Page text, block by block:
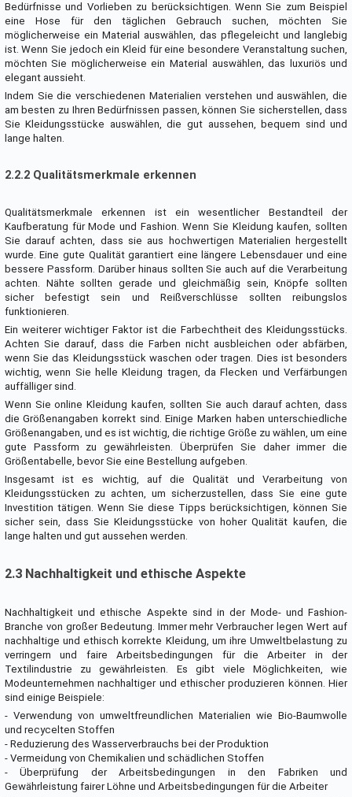
Bedürfnisse und Vorlieben zu berücksichtigen. Wenn Sie zum Beispiel
eine Hose für den täglichen Gebrauch suchen, möchten Sie
möglicherweise ein Material auswählen, das pflegeleicht und langlebig
ist. Wenn Sie jedoch ein Kleid für eine besondere Veranstaltung suchen,
möchten Sie möglicherweise ein Material auswählen, das luxuriös und
elegant aussieht.
Indem Sie die verschiedenen Materialien verstehen und auswählen, die
am besten zu Ihren Bedürfnissen passen, können Sie sicherstellen, dass
Sie Kleidungsstücke auswählen, die gut aussehen, bequem sind und
lange halten.
2.2.2 Qualitätsmerkmale erkennen
Qualitätsmerkmale erkennen ist ein wesentlicher Bestandteil der
Kaufberatung für Mode und Fashion. Wenn Sie Kleidung kaufen, sollten
Sie darauf achten, dass sie aus hochwertigen Materialien hergestellt
wurde. Eine gute Qualität garantiert eine längere Lebensdauer und eine
bessere Passform. Darüber hinaus sollten Sie auch auf die Verarbeitung
achten. Nähte sollten gerade und gleichmäßig sein, Knöpfe sollten
sicher befestigt sein und Reißverschlüsse sollten reibungslos
funktionieren.
Ein weiterer wichtiger Faktor ist die Farbechtheit des Kleidungsstücks.
Achten Sie darauf, dass die Farben nicht ausbleichen oder abfärben,
wenn Sie das Kleidungsstück waschen oder tragen. Dies ist besonders
wichtig, wenn Sie helle Kleidung tragen, da Flecken und Verfärbungen
auffälliger sind.
Wenn Sie online Kleidung kaufen, sollten Sie auch darauf achten, dass
die Größenangaben korrekt sind. Einige Marken haben unterschiedliche
Größenangaben, und es ist wichtig, die richtige Größe zu wählen, um eine
gute Passform zu gewährleisten. Überprüfen Sie daher immer die
Größentabelle, bevor Sie eine Bestellung aufgeben.
Insgesamt ist es wichtig, auf die Qualität und Verarbeitung von
Kleidungsstücken zu achten, um sicherzustellen, dass Sie eine gute
Investition tätigen. Wenn Sie diese Tipps berücksichtigen, können Sie
sicher sein, dass Sie Kleidungsstücke von hoher Qualität kaufen, die
lange halten und gut aussehen werden.
2.3 Nachhaltigkeit und ethische Aspekte
Nachhaltigkeit und ethische Aspekte sind in der Mode- und Fashion-
Branche von großer Bedeutung. Immer mehr Verbraucher legen Wert auf
nachhaltige und ethisch korrekte Kleidung, um ihre Umweltbelastung zu
verringern und faire Arbeitsbedingungen für die Arbeiter in der
Textilindustrie zu gewährleisten. Es gibt viele Möglichkeiten, wie
Modeunternehmen nachhaltiger und ethischer produzieren können. Hier
sind einige Beispiele:
- Verwendung von umweltfreundlichen Materialien wie Bio-Baumwolle
und recycelten Stoffen
- Reduzierung des Wasserverbrauchs bei der Produktion
- Vermeidung von Chemikalien und schädlichen Stoffen
- Überprüfung der Arbeitsbedingungen in den Fabriken und
Gewährleistung fairer Löhne und Arbeitsbedingungen für die Arbeiter